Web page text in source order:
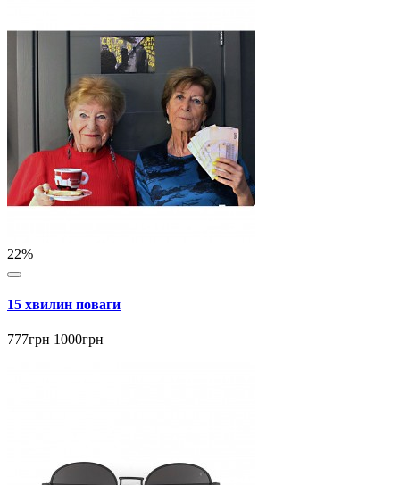
22%
15 хвилин поваги
777грн 1000грн